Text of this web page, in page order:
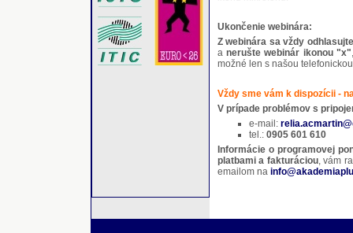
Ukončenie webinára:
Z webinára sa vždy
anerušte webinár ikonou "x"
možné len s našou
Vždy sme vám k dispozícii -
V prípade problémov s
e-mail:
tel.: 0905 601 610
Informácie o programovej
platbami a fakturáciou, vám
emailom na